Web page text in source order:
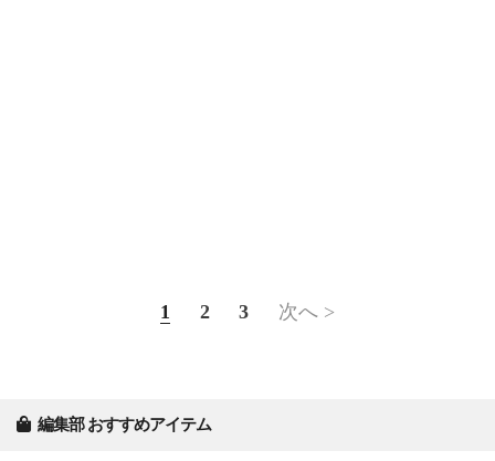
1 2 3 次へ >
編集部 おすすめアイテム